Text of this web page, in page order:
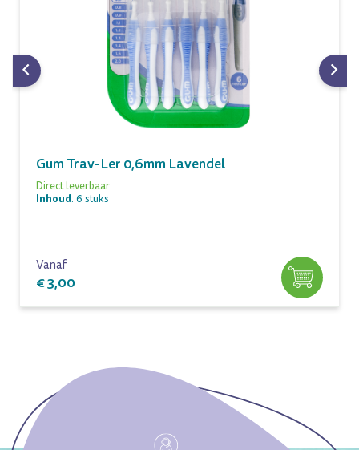
Gum Trav-Ler 0,6mm Lavendel
Direct leverbaar
Inhoud: 6 stuks
Vanaf
€ 3,00